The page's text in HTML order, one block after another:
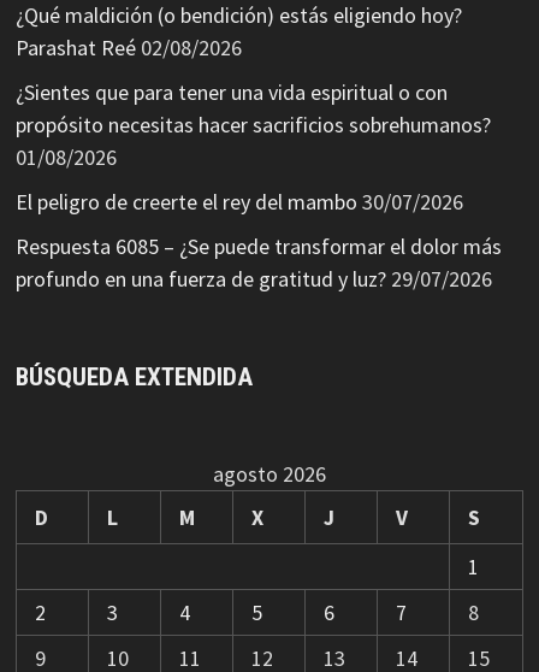
¿Qué maldición (o bendición) estás eligiendo hoy?
Parashat Reé 02/08/2026
¿Sientes que para tener una vida espiritual o con
propósito necesitas hacer sacrificios sobrehumanos?
01/08/2026
El peligro de creerte el rey del mambo 30/07/2026
Respuesta 6085 – ¿Se puede transformar el dolor más
profundo en una fuerza de gratitud y luz? 29/07/2026
BÚSQUEDA EXTENDIDA
agosto 2026
D
L M X J V
S
1
2
3 4 5 6 7
8
9
10 11 12 13 14
15